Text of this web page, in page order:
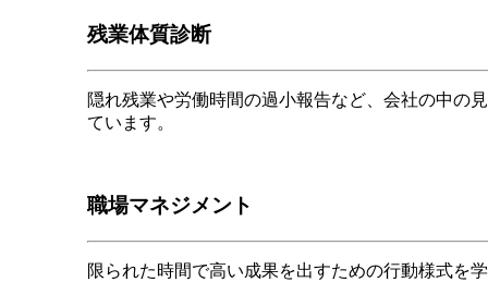
残業体質診断
隠れ残業や労働時間の過小報告など、会社の中の
ています。
職場マネジメント
限られた時間で高い成果を出すための行動様式を